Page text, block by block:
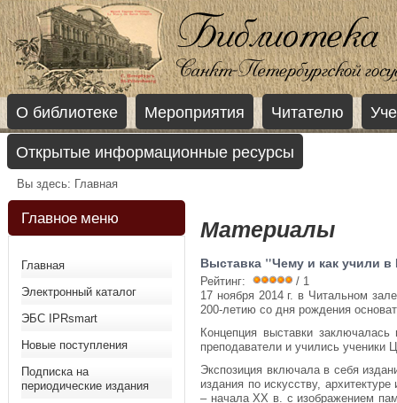
О библиотеке Мероприятия Читателю
Открытые информационные ресурсы
Вы здесь: Главная
Главное меню
Главная
Электронный каталог
ЭБС IPRsmart
Новые поступления
Подписка на
периодические издания
Материалы
Выставка "Чему и как учили
Рейтинг:
/ 1
17 ноября 2014 г. в Читальном
200-летию со дня рождения
Концепция выставки
преподаватели и учились ученики
Экспозиция включала в себя
издания по искусству,
– начала XX в. с изображением